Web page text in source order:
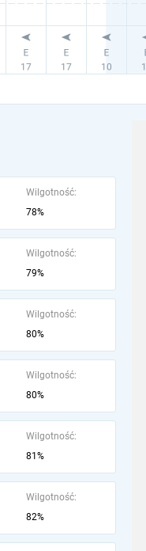
Wilgotność:
78%
Wilgotność:
79%
Wilgotność:
80%
Wilgotność:
80%
Wilgotność:
81%
Wilgotność:
82%